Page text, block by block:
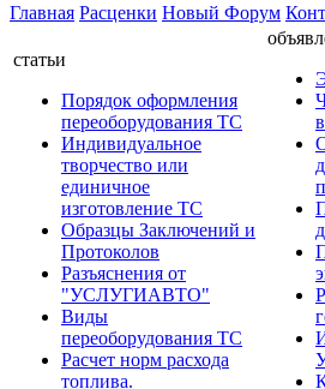
Главная Расценки Новый Форум
статьи
Порядок оформления
переоборудования ТС
Индивидуальное
творчество или
единичное
изготовление ТС
Образцы Заключений и
Протоколов
Разъяснения от
"УСЛУГИАВТО"
Виды
переоборудования ТС
Расчет норм расхода
топлива.